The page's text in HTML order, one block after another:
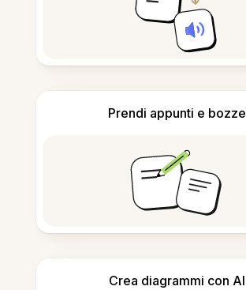
Prendi appunti e bozze
Crea diagrammi con AI